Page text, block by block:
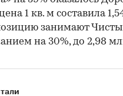
1 кв. м составила
занимают
на 30%, до 2,98